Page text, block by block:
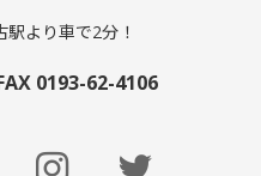
駅より車で2分！
0193-62-4106